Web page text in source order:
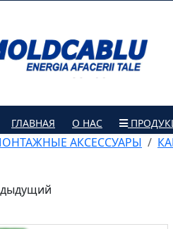
ГЛАВНАЯ О НАС
АКСЕССУАРЫ